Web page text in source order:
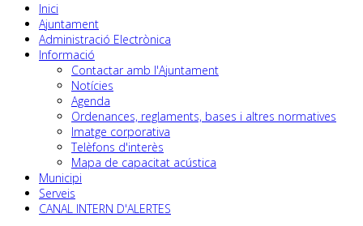
Inici
Ajuntament
Administració Electrònica
Informació
Contactar amb l'Ajuntament
Notícies
Agenda
Ordenances, reglaments, bases i altres normatives
Imatge corporativa
Telèfons d'interès
Mapa de capacitat acústica
Municipi
Serveis
CANAL INTERN D'ALERTES